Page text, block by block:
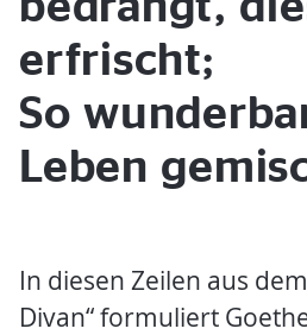
erfrischt;
So
Leben
In diesen Zeilen aus
Divan“ formuliert